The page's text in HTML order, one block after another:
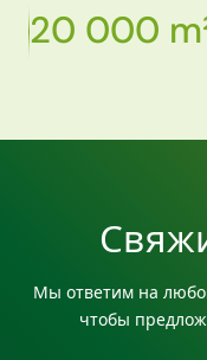
20 000
Мы ответим на
чтобы